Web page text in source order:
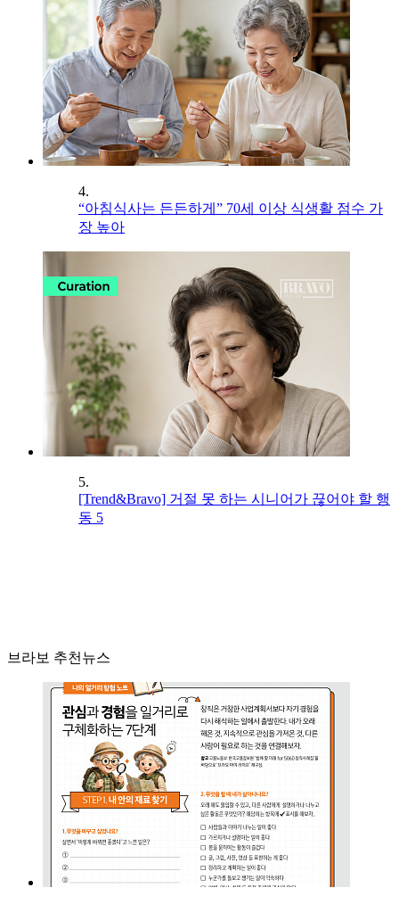
4.
“아침식사는 든든하게” 70세 이상 식생활 점수 가
장 높아
5.
[Trend&Bravo] 거절 못 하는 시니어가 끊어야 할 행
동 5
브라보 추천뉴스